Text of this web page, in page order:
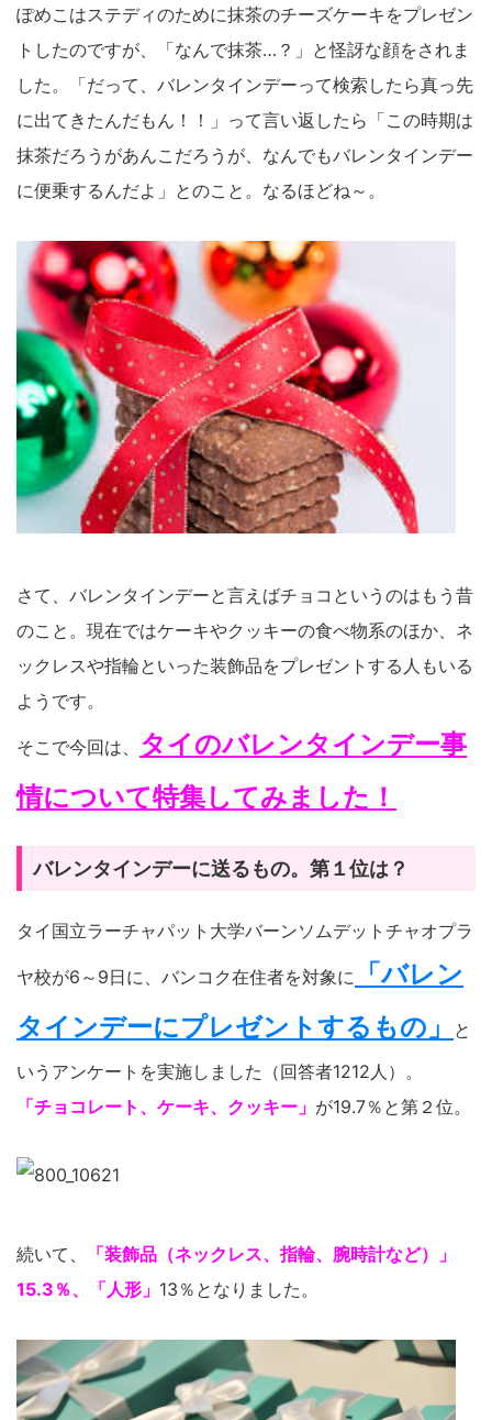
ぽめこはステディのために抹茶のチーズケーキをプレゼン
トしたのですが、「なんで抹茶…？」と怪訝な顔をされま
した。「だって、バレンタインデーって検索したら真っ先
に出てきたんだもん！！」って言い返したら「この時期は
抹茶だろうがあんこだろうが、なんでもバレンタインデー
に便乗するんだよ」とのこと。なるほどね～。
さて、バレンタインデーと言えばチョコというのはもう昔
のこと。現在ではケーキやクッキーの食べ物系のほか、ネ
ックレスや指輪といった装飾品をプレゼントする人もいる
ようです。
そこで今回は、 タイのバレンタインデー事
情について特集してみました！
バレンタインデーに送るもの。第１位は？
タイ国立ラーチャパット大学バーンソムデットチャオプラ
ヤ校が6～9日に、バンコク在住者を対象に
「バレン
タインデーにプレゼントするもの」
と
いうアンケートを実施しました（回答者1212人）。
「チョコレート、ケーキ、クッキー」 が19.7％と第２位。
続いて、
「装飾品（ネックレス、指輪、腕時計など）」
15.3％、「人形」 13％となりました。